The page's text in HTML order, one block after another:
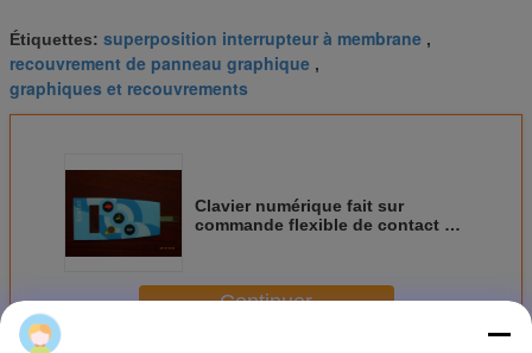
Étiquettes: superposition interrupteur à membrane ,
recouvrement de panneau graphique ,
graphiques et recouvrements
Clavier numérique fait sur
commande flexible de contact à
graphique
Continuer